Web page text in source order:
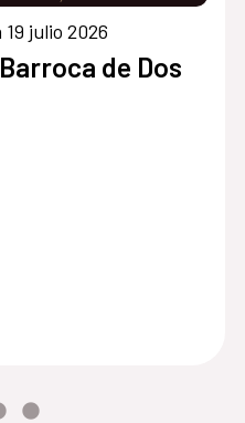
julio 2026
de Dos